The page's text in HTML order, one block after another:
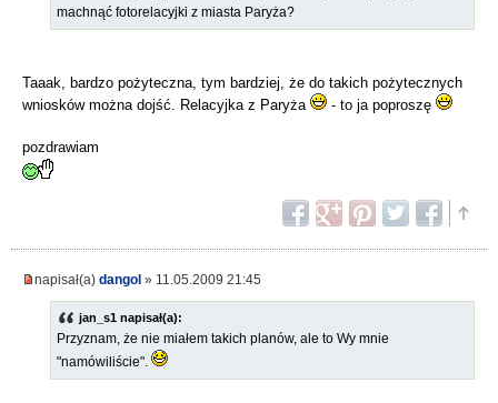
machnąć fotorelacyjki z miasta Paryża?
Taaak, bardzo pożyteczna, tym bardziej, że do takich pożytecznych
wniosków można dojść. Relacyjka z Paryża
- to ja poproszę
pozdrawiam
napisał(a) dangol » 11.05.2009 21:45
jan_s1 napisał(a):
Przyznam, że nie miałem takich planów, ale to Wy mnie
"namówiliście".